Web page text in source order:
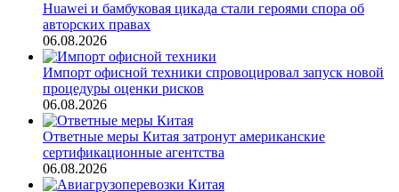
Huawei и бамбуковая цикада стали героями спора об
авторских правах
06.08.2026
Импорт офисной техники спровоцировал запуск новой
процедуры оценки рисков
06.08.2026
Ответные меры Китая затронут американские
сертификационные агентства
06.08.2026